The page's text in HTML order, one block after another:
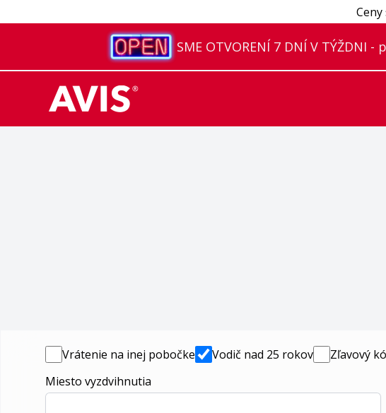
Ceny
SME OTVORENÍ 7 DNÍ V
Vrátenie na inej pobočke Vodič nad 25 rokov
Zľavový
Miesto vyzdvihnutia